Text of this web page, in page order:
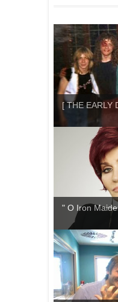
[ THE EARLY
" O Iron